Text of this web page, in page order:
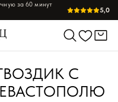
за 60 минут
5,0
С